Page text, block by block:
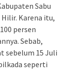
Sabu
Karena itu,
persen
Sebab,
sebelum 15 Juli
seperti